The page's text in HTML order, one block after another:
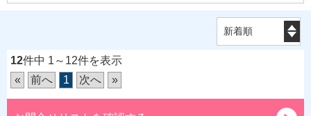
12件中 1～12件を表示
«
前へ 1 次へ »